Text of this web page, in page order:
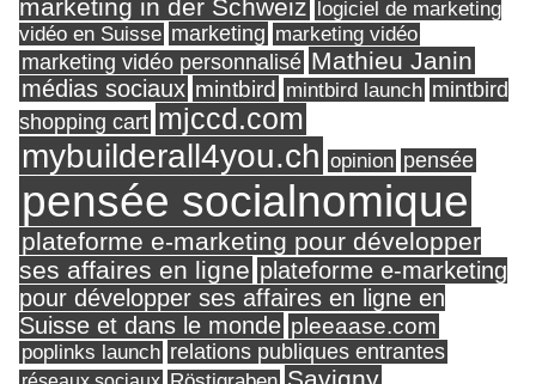
marketing in der Schweiz logiciel de marketing
vidéo en Suisse marketing marketing vidéo
marketing vidéo personnalisé Mathieu Janin
médias sociaux mintbird mintbird launch mintbird
shopping cart mjccd.com
mybuilderall4you.ch opinion pensée
pensée socialnomique
plateforme e-marketing pour développer
ses affaires en ligne plateforme e-marketing
pour développer ses affaires en ligne en
Suisse et dans le monde pleeaase.com
poplinks launch relations publiques entrantes